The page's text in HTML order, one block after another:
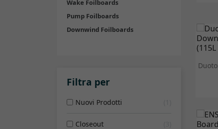
Wake Foilboards
Pump Foilboards
Downwind Foilboards
Filtra per
Nuovi Prodotti
Closeout